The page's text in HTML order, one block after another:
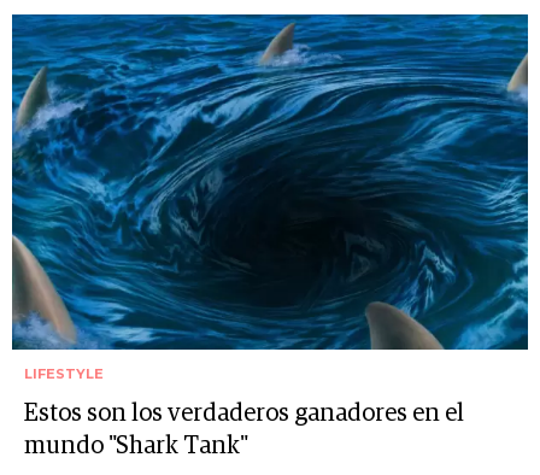
LIFESTYLE
Estos son los verdaderos ganadores en el
mundo "Shark Tank"